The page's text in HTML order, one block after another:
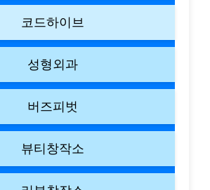
코드하이브
성형외과
버즈피벗
뷰티창작소